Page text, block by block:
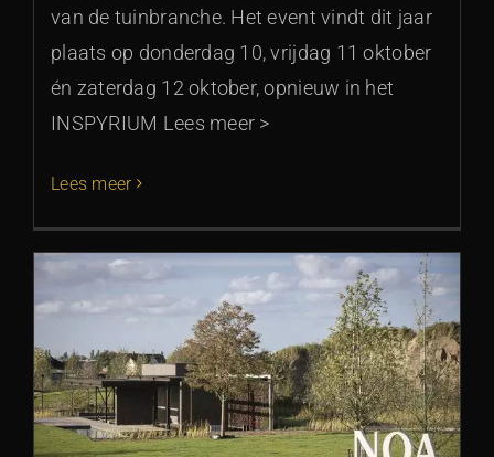
van de tuinbranche. Het event vindt dit jaar
plaats op donderdag 10, vrijdag 11 oktober
én zaterdag 12 oktober, opnieuw in het
INSPYRIUM Lees meer >
Lees meer